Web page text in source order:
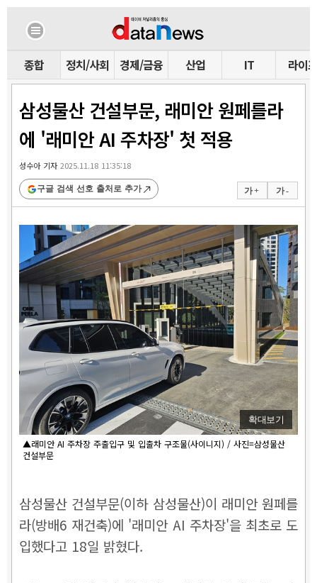
종합 정치/사회 경제/금융 산업 IT 라이프
삼성물산 건설부문, 래미안 원페를라
에 '래미안 AI 주차장' 첫 적용
성수아 기자2025.11.18 11:35:18
가 + 가 -
구글 검색 선호 출처로 추가
확대보기
▲래미안 AI 주차장 주출입구 및 입출차 구조물(사이니지) / 사진=삼성물산
건설부문
삼성물산 건설부문(이하 삼성물산)이 래미안 원페를
라(방배6 재건축)에 '래미안 AI 주차장'을 최초로 도
입했다고 18일 밝혔다.